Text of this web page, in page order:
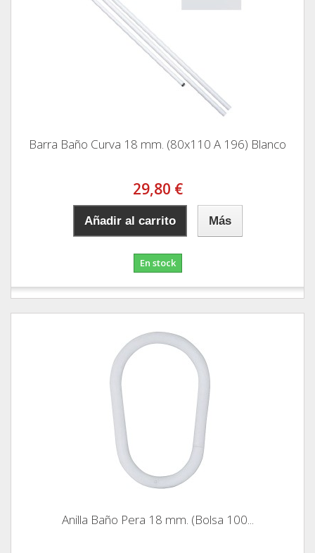
Barra Baño Curva 18 mm. (80x110 A 196) Blanco
29,80 €
Añadir al carrito Más
En stock
Anilla Baño Pera 18 mm. (Bolsa 100...